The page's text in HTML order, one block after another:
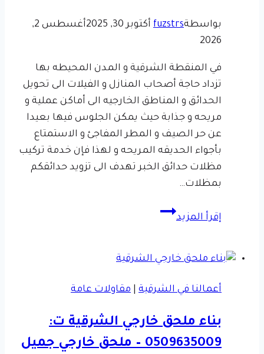
بواسطةfuzstrs أكتوبر 30, 2025
أغسطس 2,
2026
في المنقطة الشرقية و المدن المحيطه بها
تزداد حاجة أصحاب المنازل و الفيلات الى تحويل
الحدائق و المناطق الخارجيه الى أماكن عملية و
مريحه و جذابة حيث يمكن الجلوس فيها بعيدا
عن حر الصيف و المطر المفاجئ و الاستمتاع
بأجواء الحديقه المريحه و لهذا فإن خدمة تركيب
مظلات حدائق الخبر تهدف الى تزويد حدائقكم
بمظلات…
إقرأ المزيد
تركيب
الخبر
0509635009
مظلات
حدائق
أعمالنا في الشرقية مقاولات عامة
بناء ملحق خارجي الشرقية ت:
0509635009 – ملحق خارجي جميل